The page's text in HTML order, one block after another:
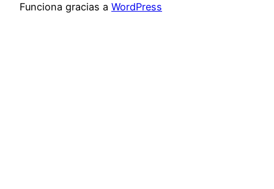
Funciona gracias a WordPress